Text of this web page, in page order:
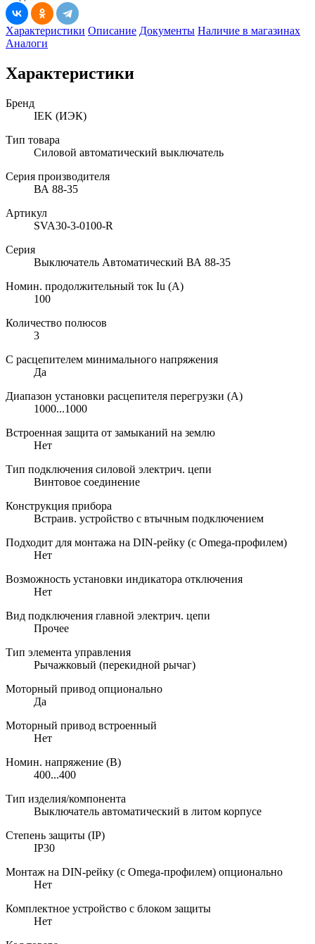
Характеристики Описание Документы Наличие в магазинах
Аналоги
Характеристики
Бренд
IEK (ИЭК)
Тип товара
Силовой автоматический выключатель
Серия производителя
ВА 88-35
Артикул
SVA30-3-0100-R
Серия
Выключатель Автоматический ВА 88-35
Номин. продолжительный ток Iu (А)
100
Количество полюсов
3
С расцепителем минимального напряжения
Да
Диапазон установки расцепителя перегрузки (А)
1000...1000
Встроенная защита от замыканий на землю
Нет
Тип подключения силовой электрич. цепи
Винтовое соединение
Конструкция прибора
Встраив. устройство с втычным подключением
Подходит для монтажа на DIN-рейку (с Omega-профилем)
Нет
Возможность установки индикатора отключения
Нет
Вид подключения главной электрич. цепи
Прочее
Тип элемента управления
Рычажковый (перекидной рычаг)
Моторный привод опционально
Да
Моторный привод встроенный
Нет
Номин. напряжение (В)
400...400
Тип изделия/компонента
Выключатель автоматический в литом корпусе
Степень защиты (IP)
IP30
Монтаж на DIN-рейку (с Omega-профилем) опционально
Нет
Комплектное устройство с блоком защиты
Нет